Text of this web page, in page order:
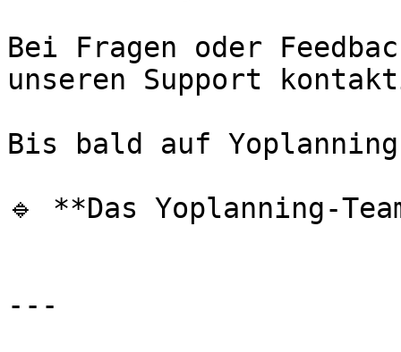
Bei Fragen oder
unseren Support
Bis bald auf
🔹 **Das Yoplanning-
---